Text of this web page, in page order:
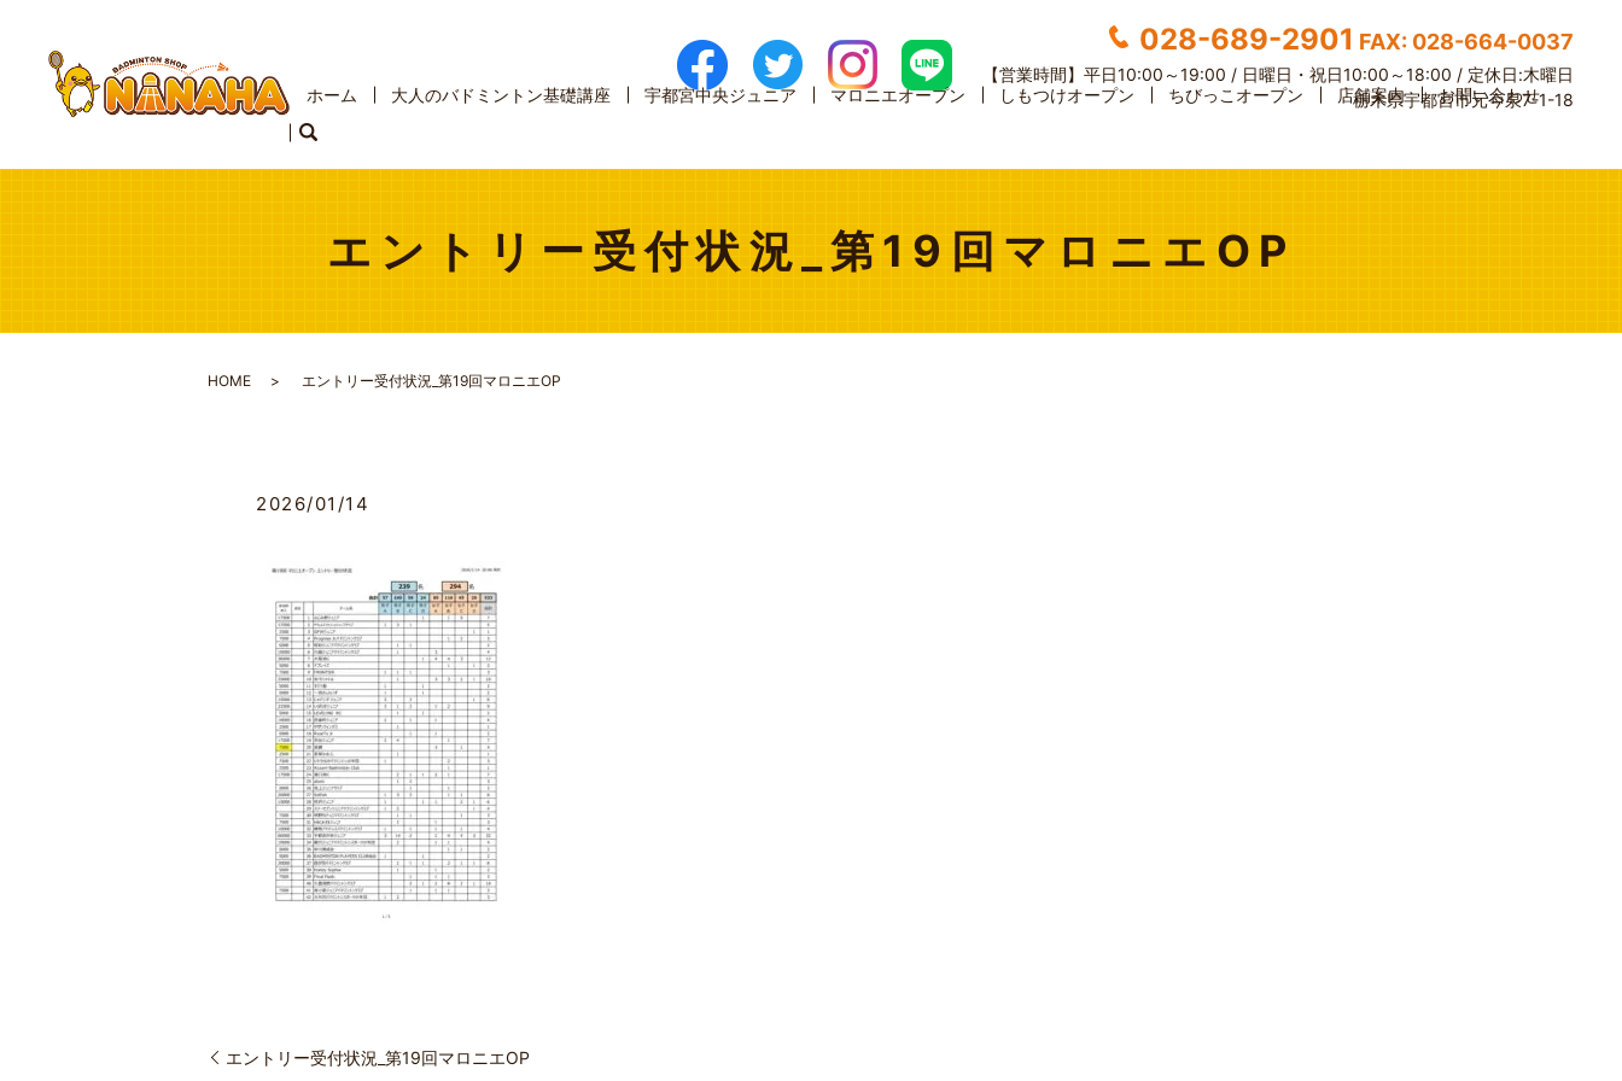
028-689-2901 FAX: 028-664-0037
【営業時間】 平日10:00～19:00 / 日曜日・祝日10:00～18:00 / 定休日:木曜日
栃木県宇都宮市元今泉7-1-18
ホーム 大人のバドミントン基礎講座 宇都宮中央ジュニア マロニエオープン しもつけオープン ちびっこオープン 店舗案内 お問い合わせ
エントリー受付状況_第19回マロニエOP
HOME エントリー受付状況_第19回マロニエOP
2026/01/14
エントリー受付状況_第19回マロニエOP